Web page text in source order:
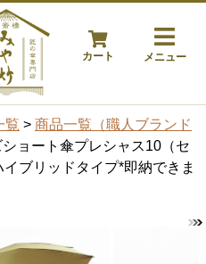
カート メニュー
覧 > 商品一覧（職人ブランド
ョート傘プレシャス10（セ
ブリッドタイプ*即納できま